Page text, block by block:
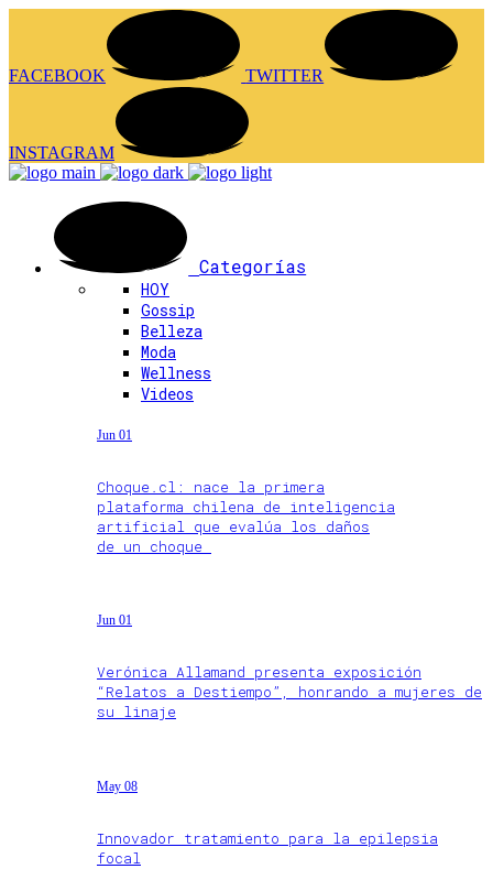
FACEBOOK TWITTER
INSTAGRAM
Categorías
HOY
Gossip
Belleza
Moda
Wellness
Videos
Jun 01
Choque.cl: nace la primera
plataforma chilena de inteligencia
artificial que evalúa los daños
de un choque
Jun 01
Verónica Allamand presenta exposición
“Relatos a Destiempo”, honrando a mujeres de
su linaje
May 08
Innovador tratamiento para la epilepsia
focal